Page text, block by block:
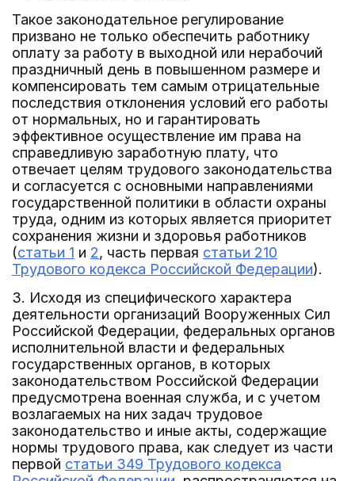
Такое законодательное регулирование
призвано не только обеспечить работнику
оплату за работу в выходной или нерабочий
праздничный день в повышенном размере и
компенсировать тем самым отрицательные
последствия отклонения условий его работы
от нормальных, но и гарантировать
эффективное осуществление им права на
справедливую заработную плату, что
отвечает целям трудового законодательства
и согласуется с основными направлениями
государственной политики в области охраны
труда, одним из которых является приоритет
сохранения жизни и здоровья работников
(статьи 1 и 2, часть первая статьи 210
Трудового кодекса Российской Федерации).
3. Исходя из специфического характера
деятельности организаций Вооруженных Сил
Российской Федерации, федеральных органов
исполнительной власти и федеральных
государственных органов, в которых
законодательством Российской Федерации
предусмотрена военная служба, и с учетом
возлагаемых на них задач трудовое
законодательство и иные акты, содержащие
нормы трудового права, как следует из части
первой статьи 349 Трудового кодекса